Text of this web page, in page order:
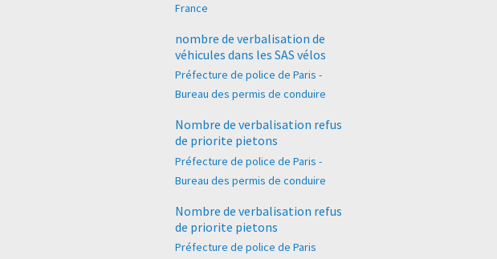
France
nombre de verbalisation de
véhicules dans les SAS vélos
Préfecture de police de Paris -
Bureau des permis de conduire
Nombre de verbalisation refus
de priorite pietons
Préfecture de police de Paris -
Bureau des permis de conduire
Nombre de verbalisation refus
de priorite pietons
Préfecture de police de Paris